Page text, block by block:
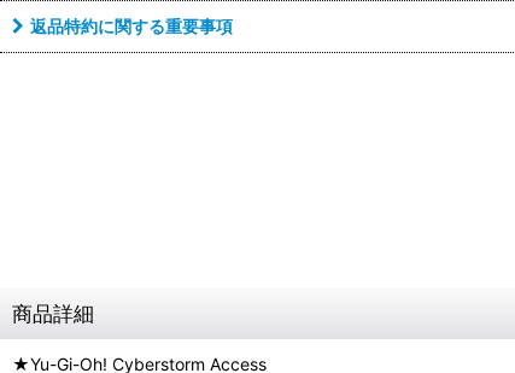
返品特約に関する重要事項
商品詳細
★Yu-Gi-Oh! Cyberstorm Access